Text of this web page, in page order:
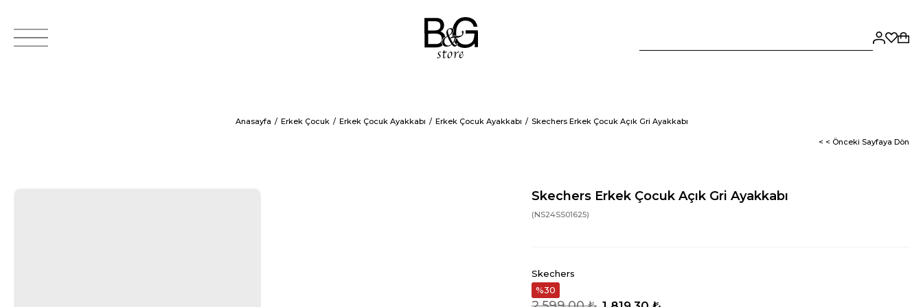
Anasayfa Erkek Çocuk Erkek Çocuk Ayakkabı Erkek Çocuk Ayakkabı Skechers Erkek Çocuk Açık Gri Ayakkabı
< < Önceki Sayfaya Dön
Skechers Erkek Çocuk Açık Gri Ayakkabı
(NS24SS01625)
Skechers
30